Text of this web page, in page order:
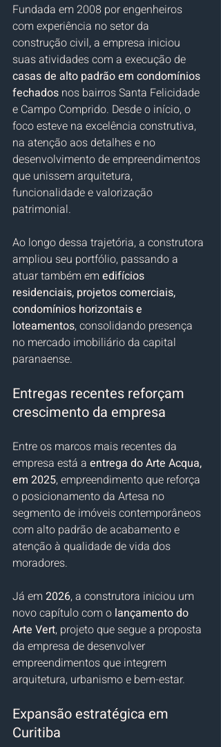
Fundada em 2008 por engenheiros
com experiência no setor da
construção civil, a empresa iniciou
suas atividades com a execução de
casas de alto padrão em condomínios
fechados nos bairros Santa Felicidade
e Campo Comprido. Desde o início, o
foco esteve na excelência construtiva,
na atenção aos detalhes e no
desenvolvimento de empreendimentos
que unissem arquitetura,
funcionalidade e valorização
patrimonial.
Ao longo dessa trajetória, a construtora
ampliou seu portfólio, passando a
atuar também em edifícios
residenciais, projetos comerciais,
condomínios horizontais e
loteamentos, consolidando presença
no mercado imobiliário da capital
paranaense.
Entregas recentes reforçam
crescimento da empresa
Entre os marcos mais recentes da
empresa está a entrega do Arte Acqua,
em 2025, empreendimento que reforça
o posicionamento da Artesa no
segmento de imóveis contemporâneos
com alto padrão de acabamento e
atenção à qualidade de vida dos
moradores.
Já em 2026, a construtora iniciou um
novo capítulo com o lançamento do
Arte Vert, projeto que segue a proposta
da empresa de desenvolver
empreendimentos que integrem
arquitetura, urbanismo e bem-estar.
Expansão estratégica em
Curitiba